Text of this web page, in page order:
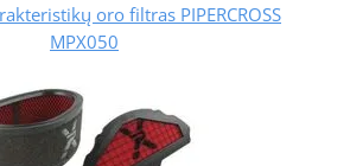
oro filtras PIPERCROSS
MPX050